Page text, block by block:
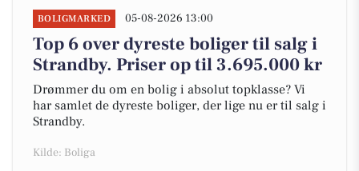
BOLIGMARKED 05-08-2026 13:00
Top 6 over dyreste boliger til salg i
Strandby. Priser op til 3.695.000 kr
Drømmer du om en bolig i absolut topklasse? Vi
har samlet de dyreste boliger, der lige nu er til salg i
Strandby.
Kilde: Boliga